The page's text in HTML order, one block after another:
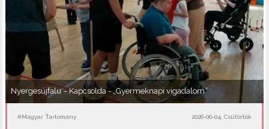
Nyergesújfalu – Kapcsolda - „Gyermeknapi vigadalom”
#Magyar Tartomány 2026-06-04, Csütörtök